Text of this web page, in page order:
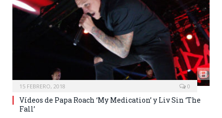
15 FEBRERO, 2018 0
Vídeos de Papa Roach ‘My Medication’ y Liv Sin ‘The
Fall’